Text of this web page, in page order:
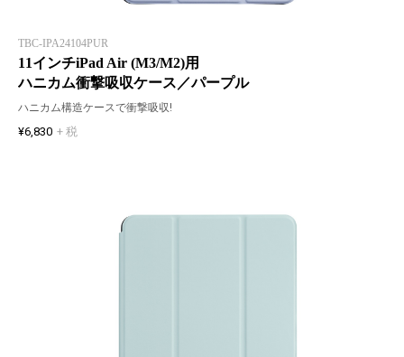
TBC-IPA24104PUR
11インチiPad Air (M3/M2)用
ハニカム衝撃吸収ケース／パープル
ハニカム構造ケースで衝撃吸収!
¥6,830 + 税